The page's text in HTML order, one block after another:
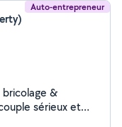
Auto-entrepreneur
&